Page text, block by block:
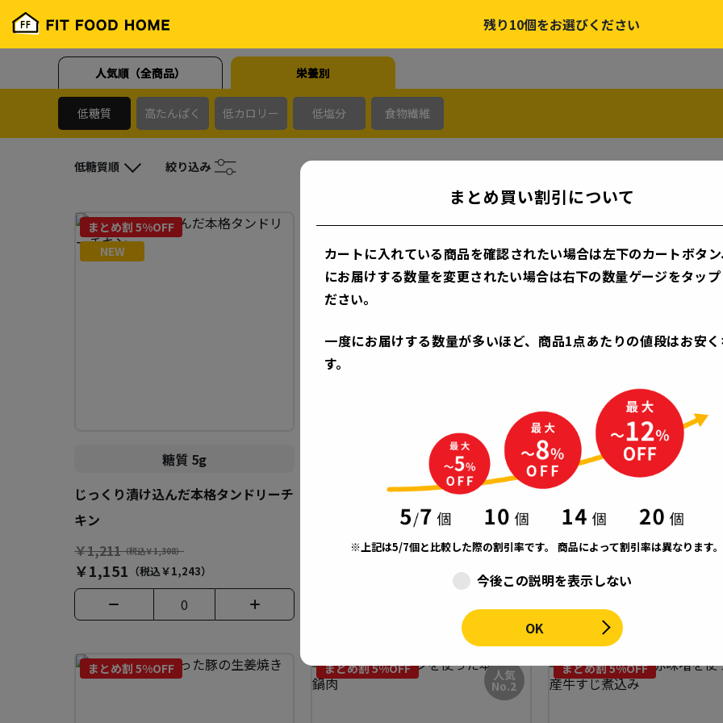
残り10個をお選びください
人気順（全商品） 栄養別
低糖質 高たんぱく 低カロリー 低塩分 食物繊維
低糖質順 絞り込み
まとめ割 5%OFF
NEW
糖質 5g
じっくり漬け込んだ本格タンドリーチ
キン
￥1,211（税込￥1,308）
￥1,151 （税込￥1,243）
0
まとめ割 5%OFF
糖質 5.4g
白味噌と純米本みりんが香る国産鰆の
￥1,211（税込￥1,308）
まとめ割 5%OFF
糖質 5.6g
【北海道産ホタテ使用】ホタ
リックバター醤油炒め
￥1,211（税込￥1,308）
￥1,151
まとめ割 5%OFF 人気
No.2
まとめ割 5%OFF まとめ割 5%OFF
まとめ買い割引について
カートに入れている商品を確認されたい場合は左下のカートボタ
にお届けする数量を変更されたい場合は右下の数量ゲージをタップ
ださい。
一度にお届けする数量が多いほど、商品1点あたりの値段はお安
す。
※上記は5/7個と比較した際の割引率です。 商品によって割引率は異なります。
今後この説明を表示しない
OK